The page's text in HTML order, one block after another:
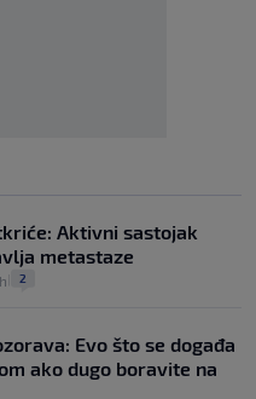
Aktivni sastojak
metastaze
2
Evo što se događa
ako dugo boravite na